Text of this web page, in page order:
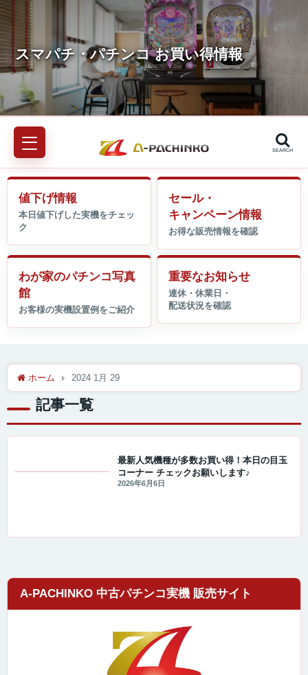
SEARCH
値下げ情報
セール・
キャンペーン情報
わが家のパチンコ写真
館
重要なお知らせ
ホーム 2024 1月 29
記事一覧
最新人気機種が多数お買い得！本日の目玉
コーナー チェックお願いします♪
2026年6月6日
A-PACHINKO 中古パチンコ実機 販売サイト